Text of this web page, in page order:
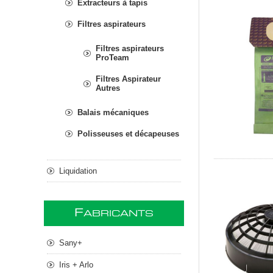
Extracteurs à tapis
Filtres aspirateurs
Filtres aspirateurs
ProTeam
Filtres Aspirateur
Autres
Balais mécaniques
Polisseuses et décapeuses
Liquidation
FABRICANTS
Sany+
Iris + Arlo